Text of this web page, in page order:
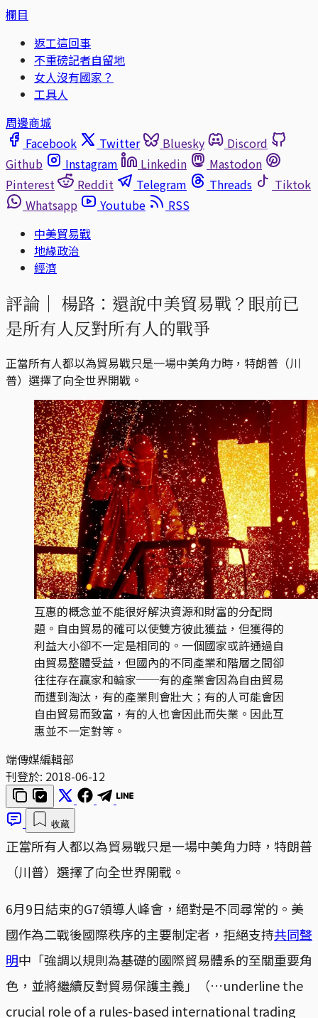
欄目
返工這回事
不重磅記者自留地
女人沒有國家？
工具人
周邊商城
Facebook
Twitter Bluesky
Discord
Github
Instagram Linkedin
Mastodon
Pinterest
Reddit Telegram Threads
Tiktok
Whatsapp
Youtube
RSS
中美貿易戰
地緣政治
經濟
評論｜ 楊路：還說中美貿易戰？眼前已
是所有人反對所有人的戰爭
正當所有人都以為貿易戰只是一場中美角力時，特朗普（川
普）選擇了向全世界開戰。
互惠的概念並不能很好解決資源和財富的分配問
題。自由貿易的確可以使雙方彼此獲益，但獲得的
利益大小卻不一定是相同的。一個國家或許通過自
由貿易整體受益，但國內的不同產業和階層之間卻
往往存在贏家和輸家──有的產業會因為自由貿易
而遭到淘汰，有的產業則會壯大；有的人可能會因
自由貿易而致富，有的人也會因此而失業。因此互
惠並不一定對等。
端傳媒編輯部
刊登於: 2018-06-12
收藏
正當所有人都以為貿易戰只是一場中美角力時，特朗普
（川普）選擇了向全世界開戰。
6月9日結束的G7領導人峰會，絕對是不同尋常的。美
國作為二戰後國際秩序的主要制定者，拒絕支持共同聲
明中「強調以規則為基礎的國際貿易體系的至關重要角
色，並將繼續反對貿易保護主義」（…underline the
crucial role of a rules-based international trading